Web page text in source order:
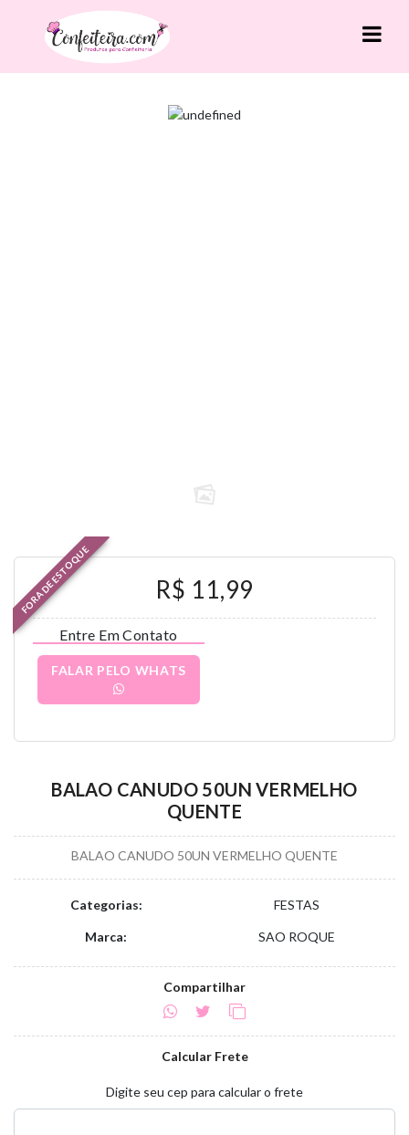
FORA DE ESTOQUE R$ 11,99
Entre Em Contato
FALAR PELO WHATS
BALAO CANUDO 50UN VERMELHO
QUENTE
BALAO CANUDO 50UN VERMELHO QUENTE
Categorias: FESTAS
Marca: SAO ROQUE
Compartilhar
Calcular Frete
Digite seu cep para calcular o frete